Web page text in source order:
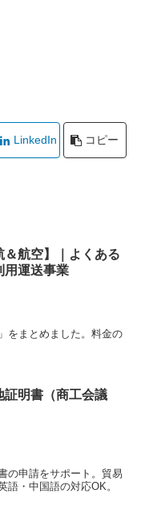
LinkedIn コピー
＆航空】｜よくある
用運送事業
をまとめました。料金の
証明書（商工会議
の申請をサポート。貿易
語・中国語の対応OK。